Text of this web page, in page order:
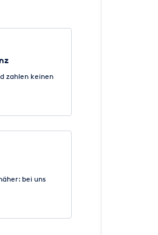
zahlen keinen
bei uns